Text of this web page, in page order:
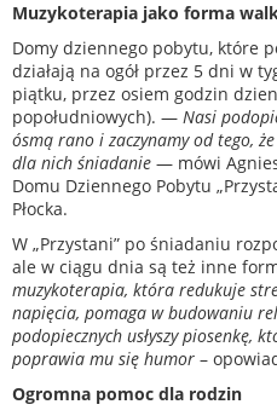
Muzykoterapia jako forma
Domy dziennego pobytu, które
działają na ogół przez 5 dni w
piątku, przez osiem godzin
popołudniowych). — Nasi
ósmą rano i zaczynamy od tego,
dla nich śniadanie — mówi
Domu Dziennego Pobytu
Płocka.
W „Przystani” po śniadaniu
ale w ciągu dnia są też inne
muzykoterapia, która redukuje
napięcia, pomaga w budowaniu
podopiecznych usłyszy piosenkę,
poprawia mu się humor –
Ogromna pomoc dla rodzin